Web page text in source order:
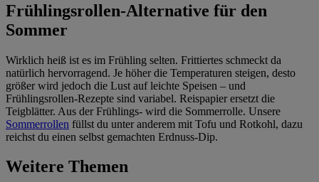
Frühlingsrollen-Alternative für den
Sommer
Wirklich heiß ist es im Frühling selten. Frittiertes schmeckt da
natürlich hervorragend. Je höher die Temperaturen steigen, desto
größer wird jedoch die Lust auf leichte Speisen – und
Frühlingsrollen-Rezepte sind variabel. Reispapier ersetzt die
Teigblätter. Aus der Frühlings- wird die Sommerrolle. Unsere
Sommerrollen füllst du unter anderem mit Tofu und Rotkohl, dazu
reichst du einen selbst gemachten Erdnuss-Dip.
Weitere Themen